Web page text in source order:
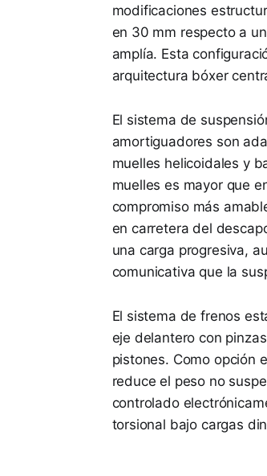
modificaciones
en 30 mm respecto a
amplía. Esta
arquitectura bóxer
El sistema de
amortiguadores son
muelles helicoidales y
muelles es mayor que
compromiso más
en carretera del
una carga progresiva,
comunicativa que la
El sistema de frenos
eje delantero con
pistones. Como opción
reduce el peso no
controlado
torsional bajo cargas